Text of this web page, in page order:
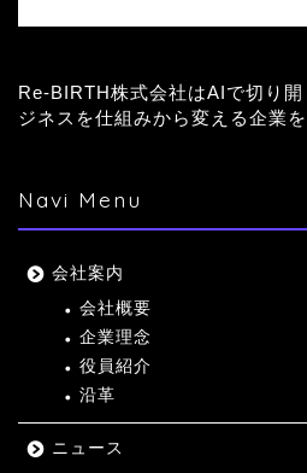
Re-BIRTH株式会社はAIで切り
ジネスを仕組みから変える企業
Navi Menu
会社案内
会社概要
企業理念
役員紹介
沿革
ニュース